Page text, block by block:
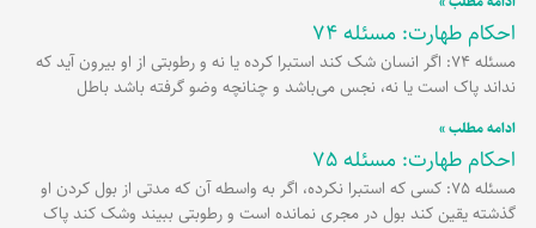
احکام طهارت: مسئله 74
مسئله 74: اگر انسان شک کند استبرا کرده یا نه و رطوبتی از او بیرون آید که
نداند پاک است یا نه، نجس می‌باشد و چنانچه وضو گرفته باشد باطل
ادامه مطلب »
احکام طهارت: مسئله 75
مسئله 75: کسی که استبرا نکرده، اگر به واسطه آن که مدتی از بول کردن او
گذشته یقین کند بول در مجری نمانده است و رطوبتی ببیند وشک کند پاک